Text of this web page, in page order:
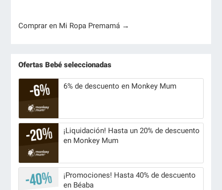
Comprar en Mi Ropa Premamá →
Ofertas Bebé seleccionadas
6% de descuento en Monkey Mum
¡Liquidación! Hasta un 20% de descuento
en Monkey Mum
¡Promociones! Hasta 40% de descuento
en Béaba